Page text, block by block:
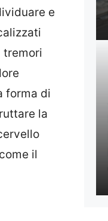
e
tremori
forma di
la
il